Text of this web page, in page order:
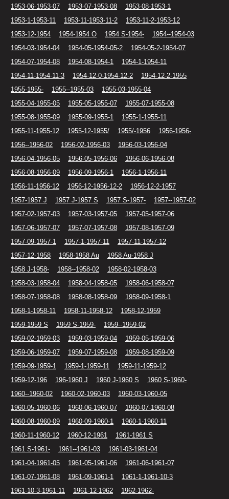
1953-06-1953-07 1953-07-1953-08
1953-08-1953-1
1953-1-1953-11
1953-11-1953-11-2
1953-11-2-1953-12
1953-12-1954
1954-1954 O 1954 S-1954-
1954--1954-03
1954-03-1954-04
1954-05-1954-05-2
1954-05-2-1954-07
1954-07-1954-08
1954-08-1954-1
1954-1-1954-11
1954-11-1954-11-3
1954-12-0-1954-12-2
1954-12-2-1955
1955-1955-
1955--1955-03
1955-03-1955-04
1955-04-1955-05
1955-05-1955-07
1955-07-1955-08
1955-08-1955-09
1955-09-1955-1
1955-1-1955-11
1955-11-1955-12
1955-12-1955/ 1955/-1956
1956-1956-
1956--1956-02
1956-02-1956-03
1956-03-1956-04
1956-04-1956-05
1956-05-1956-06
1956-06-1956-08
1956-08-1956-09
1956-09-1956-1
1956-1-1956-11
1956-11-1956-12
1956-12-1956-12-2
1956-12-2-1957
1957-1957 J
1957 J-1957 S 1957 S-1957-
1957--1957-02
1957-02-1957-03
1957-03-1957-05
1957-05-1957-06
1957-06-1957-07
1957-07-1957-08
1957-08-1957-09
1957-09-1957-1
1957-1-1957-11
1957-11-1957-12
1957-12-1958
1958-1958 Au
1958 Au-1958 J
1958 J-1958-
1958--1958-02
1958-02-1958-03
1958-03-1958-04
1958-04-1958-05
1958-06-1958-07
1958-07-1958-08
1958-08-1958-09
1958-09-1958-1
1958-1-1958-11
1958-11-1958-12
1958-12-1959
1959-1959 S
1959 S-1959-
1959--1959-02
1959-02-1959-03
1959-03-1959-04
1959-05-1959-06
1959-06-1959-07
1959-07-1959-08
1959-08-1959-09
1959-09-1959-1
1959-1-1959-11
1959-11-1959-12
1959-12-196
196-1960 J 1960 J-1960 S
1960 S-1960-
1960--1960-02
1960-02-1960-03
1960-03-1960-05
1960-05-1960-06
1960-06-1960-07
1960-07-1960-08
1960-08-1960-09
1960-09-1960-1
1960-1-1960-11
1960-11-1960-12
1960-12-1961
1961-1961 S
1961 S-1961-
1961--1961-03
1961-03-1961-04
1961-04-1961-05
1961-05-1961-06
1961-06-1961-07
1961-07-1961-08
1961-09-1961-1
1961-1-1961-10-3
1961-10-3-1961-11
1961-12-1962
1962-1962-